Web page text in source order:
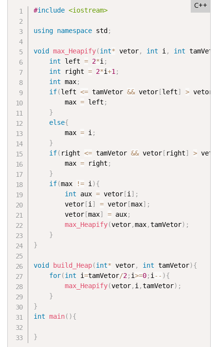
C++
#include <iostream>
using namespace std ;
void max_Heapify(int* vetor, int i , int
int left = 2*i ;
int right = 2*i+1 ;
int max;
if(left <= tamVetor && vetor [left] > vetor
		max
= left ;
}
else{
		max
= i ;
}
if( right <= tamVetor && vetor [ right] >
		max
= right ;
}
if(max != i ){
int aux = vetor [i ] ;
		vetor
[i ] = vetor [max] ;
		vetor
[max] = aux;
max_Heapify(vetor,max,tamVetor) ;
}
}
void build_Heap(int* vetor, int tamVetor){
for(int i=tamVetor/2; i>=0; i -- ){
max_Heapify(vetor, i ,tamVetor) ;
}
}
int main( ){
}